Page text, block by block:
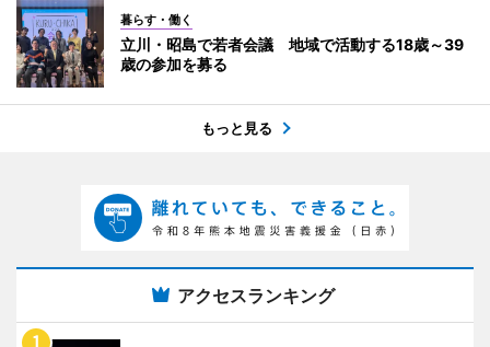
暮らす・働く
立川・昭島で若者会議 地域で活動する18歳～39
歳の参加を募る
もっと見る
アクセスランキング